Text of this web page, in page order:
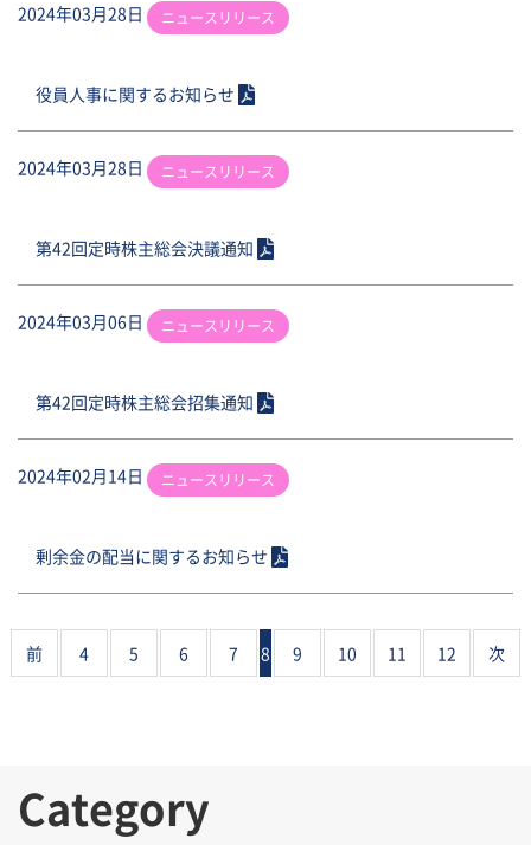
2024年03月28日 ニュースリリース
役員人事に関するお知らせ
2024年03月28日 ニュースリリース
第42回定時株主総会決議通知
2024年03月06日 ニュースリリース
第42回定時株主総会招集通知
2024年02月14日 ニュースリリース
剰余金の配当に関するお知らせ
前 4 5 6 7 8 9 10 11 12 次
Category